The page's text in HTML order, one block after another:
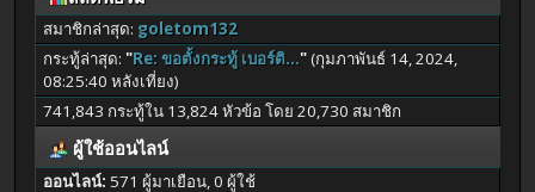
สมาชิกล่าสุด: goletom132
กระทู้ล่าสุด: "Re: ขอตั้งกระทู้ เบอร์ติ..."(กุมภาพันธ์ 14, 2024,
08:25:40 หลังเที่ยง)
741,843 กระทู้ใน 13,824 หัวข้อ โดย 20,730 สมาชิก
ผู้ใช้ออนไลน์
ออนไลน์: 571 ผู้มาเยือน, 0 ผู้ใช้